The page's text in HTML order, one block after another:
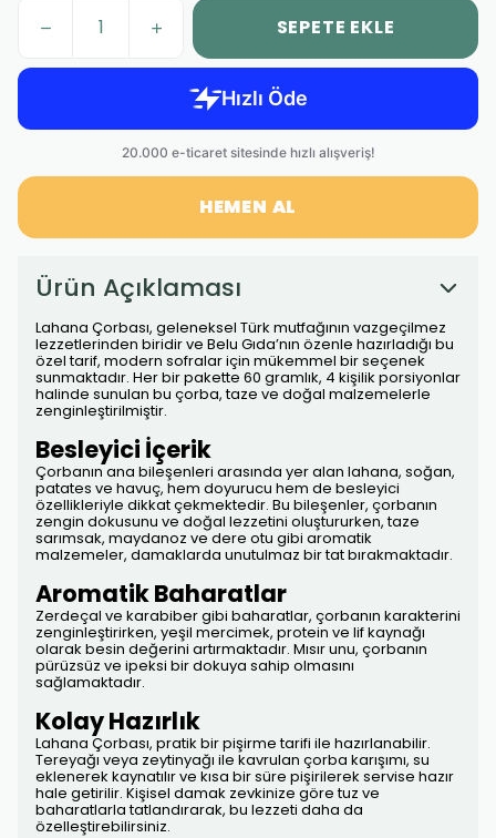
SEPETE EKLE
HEMEN AL
Ürün Açıklaması
Lahana Çorbası, geleneksel Türk mutfağının vazgeçilmez
lezzetlerinden biridir ve Belu Gıda’nın özenle hazırladığı bu
özel tarif, modern sofralar için mükemmel bir seçenek
sunmaktadır. Her bir pakette 60 gramlık, 4 kişilik porsiyonlar
halinde sunulan bu çorba, taze ve doğal malzemelerle
zenginleştirilmiştir.
Besleyici İçerik
Çorbanın ana bileşenleri arasında yer alan lahana, soğan,
patates ve havuç, hem doyurucu hem de besleyici
özellikleriyle dikkat çekmektedir. Bu bileşenler, çorbanın
zengin dokusunu ve doğal lezzetini oluştururken, taze
sarımsak, maydanoz ve dere otu gibi aromatik
malzemeler, damaklarda unutulmaz bir tat bırakmaktadır.
Aromatik Baharatlar
Zerdeçal ve karabiber gibi baharatlar, çorbanın karakterini
zenginleştirirken, yeşil mercimek, protein ve lif kaynağı
olarak besin değerini artırmaktadır. Mısır unu, çorbanın
pürüzsüz ve ipeksi bir dokuya sahip olmasını
sağlamaktadır.
Kolay Hazırlık
Lahana Çorbası, pratik bir pişirme tarifi ile hazırlanabilir.
Tereyağı veya zeytinyağı ile kavrulan çorba karışımı, su
eklenerek kaynatılır ve kısa bir süre pişirilerek servise hazır
hale getirilir. Kişisel damak zevkinize göre tuz ve
baharatlarla tatlandırarak, bu lezzeti daha da
özelleştirebilirsiniz.